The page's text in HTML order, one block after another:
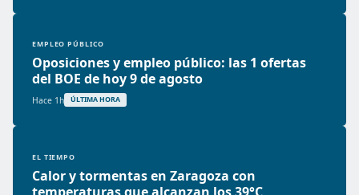
EMPLEO PÚBLICO
Oposiciones y empleo público: las 1 ofertas
del BOE de hoy 9 de agosto
Hace 1h ÚLTIMA HORA
EL TIEMPO
Calor y tormentas en Zaragoza con